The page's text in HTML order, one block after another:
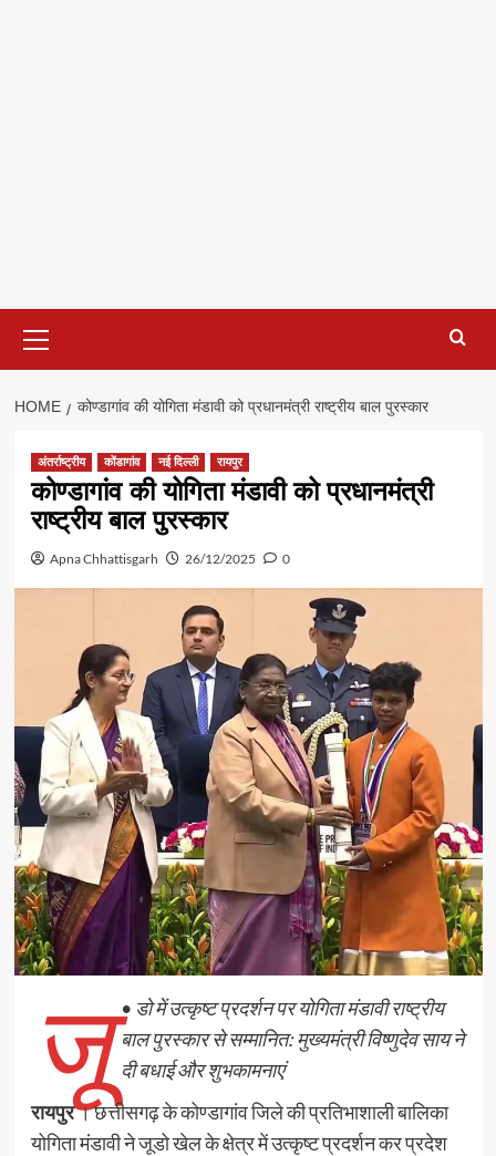
Menu
HOME कोण्डागांव की योगिता मंडावी को प्रधानमंत्री राष्ट्रीय बाल पुरस्कार
अंतर्राष्ट्रीय कोंडागांव नई दिल्ली रायपुर
कोण्डागांव की योगिता मंडावी को प्रधानमंत्री
राष्ट्रीय बाल पुरस्कार
Apna Chhattisgarh 26/12/2025 0
•
जू
डो में उत्कृष्ट प्रदर्शन पर योगिता मंडावी राष्ट्रीय
बाल पुरस्कार से सम्मानित: मुख्यमंत्री विष्णुदेव साय ने
दी बधाई और शुभकामनाएं
रायपुर। छत्तीसगढ़ के कोण्डागांव जिले की प्रतिभाशाली बालिका
योगिता मंडावी ने जूडो खेल के क्षेत्र में उत्कृष्ट प्रदर्शन कर प्रदेश